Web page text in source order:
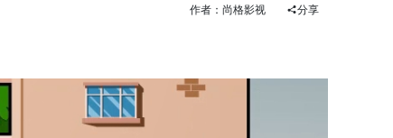
作者：尚格影视 分享